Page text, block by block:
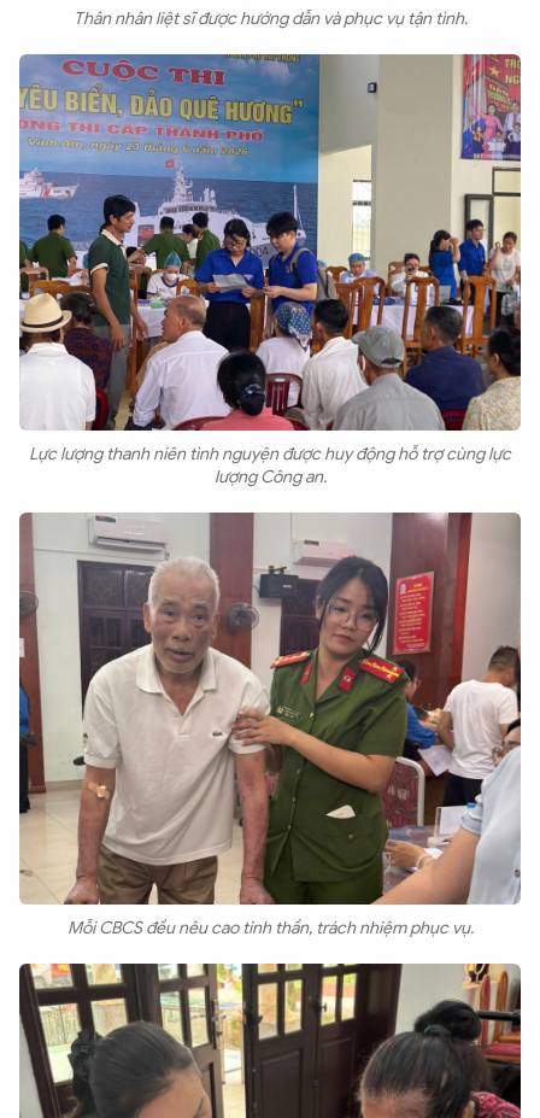
Thân nhân liệt sĩ được hướng dẫn và phục vụ tận tình.
Lực lượng thanh niên tình nguyện được huy động hỗ trợ cùng lực
lượng Công an.
Mỗi CBCS đều nêu cao tinh thần, trách nhiệm phục vụ.